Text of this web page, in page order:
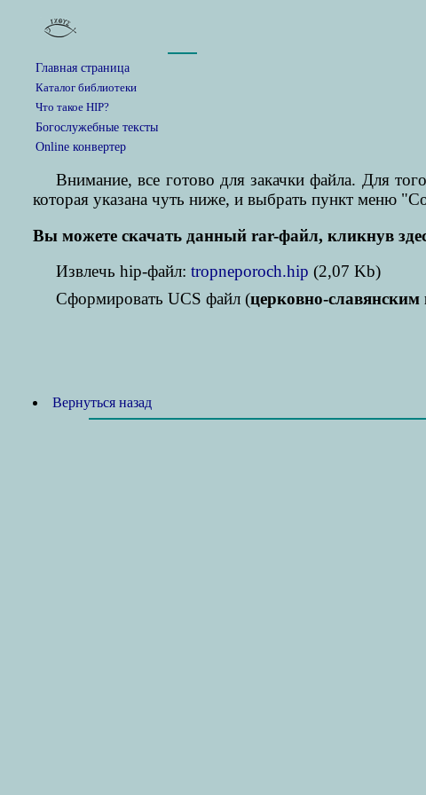
Главная страница
Каталог библиотеки
Что такое HIP?
Богослужебные тексты
Online конвертер
Внимание, все готово для закачки файла. Для
которая указана чуть ниже, и выбрать пункт меню
Вы можете скачать данный rar-файл, кликнув
Извлечь hip-файл:tropneporoch.hip (2,07 Kb)
Cформировать UCS файл (церковно-
Вернуться назад